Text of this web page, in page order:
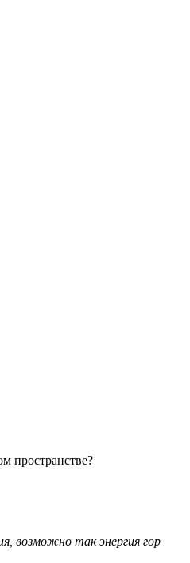
пространстве?
возможно так энергия гор